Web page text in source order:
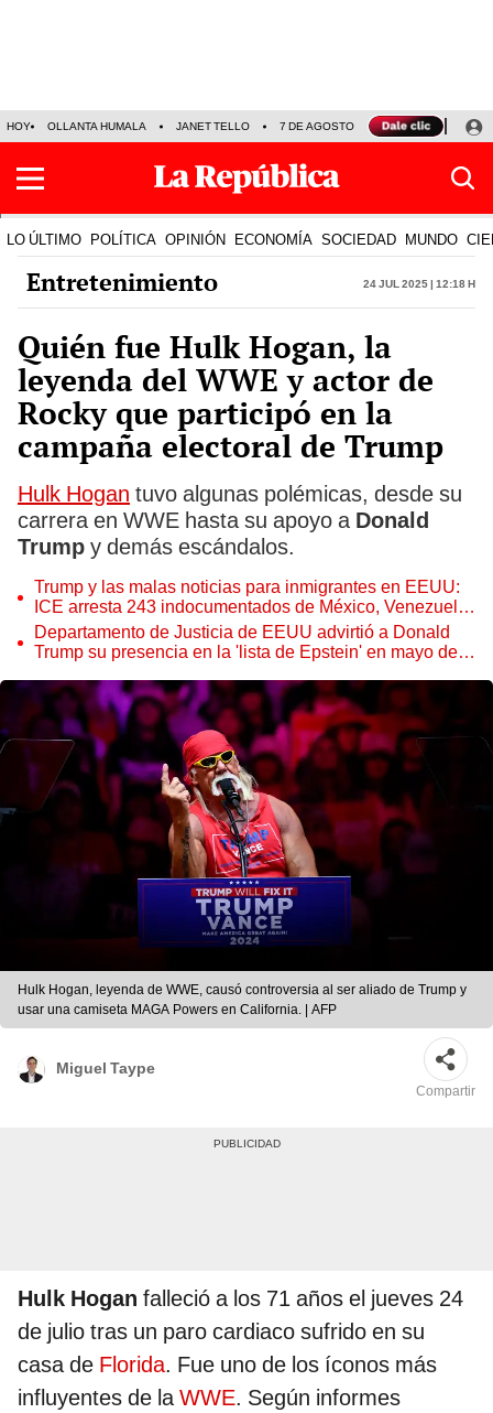
HOY OLLANTA HUMALA JANET TELLO 7 DE AGOSTO TINKA RESULTADOS
LO ÚLTIMO POLÍTICA OPINIÓN ECONOMÍA SOCIEDAD MUNDO
Entretenimiento 24 Jul 2025 | 12:18 h
Quién fue Hulk Hogan, la
leyenda del WWE y actor de
Rocky que participó en la
campaña electoral de Trump
Hulk Hogan tuvo algunas polémicas, desde su
carrera en WWE hasta su apoyo a Donald
Trump y demás escándalos.
Trump y las malas noticias para inmigrantes en EEUU:
ICE arresta 243 indocumentados de México, Venezuela,
España, Perú en Denver
Departamento de Justicia de EEUU advirtió a Donald
Trump su presencia en la 'lista de Epstein' en mayo de
Hulk Hogan, leyenda de WWE, causó controversia al ser aliado de Trump y
usar una camiseta MAGA Powers en California. | AFP
Miguel Taype
Compartir
Hulk Hogan falleció a los 71 años el jueves 24
de julio tras un paro cardiaco sufrido en su
casa de Florida. Fue uno de los íconos más
influyentes de laWWE. Según informes